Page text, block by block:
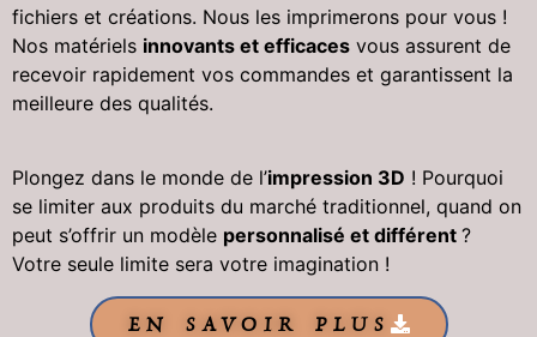
fichiers et créations. Nous les imprimerons pour vous !
Nos matériels innovants et efficaces vous assurent de
recevoir rapidement vos commandes et garantissent la
meilleure des qualités.
Plongez dans le monde de l’impression 3D ! Pourquoi
se limiter aux produits du marché traditionnel, quand on
peut s’offrir un modèle personnalisé et différent ?
Votre seule limite sera votre imagination !
EN SAVOIR PLUS